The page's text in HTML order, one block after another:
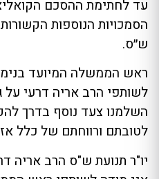
עד לחתימת ההסכם
הסמכויות הנוספות
ש״ס.
ראש הממשלה המיועד
לשותפי הרב אריה דרעי על
השלמנו צעד נוסף בדרך
לטובתם ורווחתם של כלל
יו"ר תנועת ש"ס הרב אריה